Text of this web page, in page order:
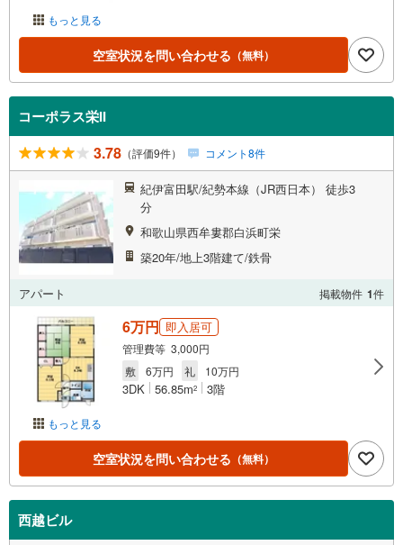
もっと見る
空室状況を問い合わせる （無料）
コーポラス栄II
3.78 （評価9件） コメント8件
紀伊富田駅/紀勢本線（JR西日本） 徒歩3
分
和歌山県西牟婁郡白浜町栄
築20年/地上3階建て/鉄骨
アパート 掲載物件 1件
もっと見る
6万円 即入居可
管理費等 3,000円
敷
6万円 礼 10万円
3DK 56.85m2 3階
空室状況を問い合わせる （無料）
西越ビル